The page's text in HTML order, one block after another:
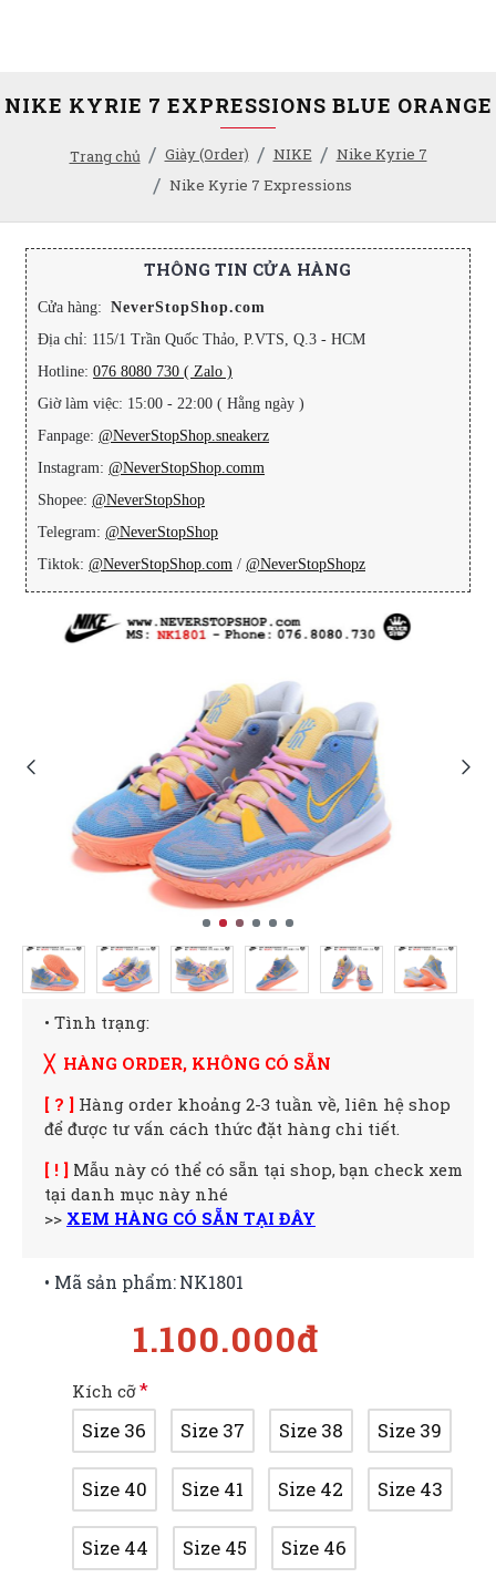
Trang chủ Giày (Order) NIKE
Nike Kyrie 7
Nike Kyrie 7 Expressions
NIKE KYRIE 7 EXPRESSIONS BLUE ORANGE
THÔNG TIN CỬA HÀNG
Cửa hàng: NeverStopShop.com
Địa chỉ: 115/1 Trần Quốc Thảo, P.VTS, Q.3 - HCM
Hotline: 076 8080 730 ( Zalo )
Giờ làm việc: 15:00 - 22:00 ( Hằng ngày )
Fanpage: @NeverStopShop.sneakerz
Instagram: @NeverStopShop.comm
Shopee: @NeverStopShop
Telegram: @NeverStopShop
Tiktok: @NeverStopShop.com / @NeverStopShopz
• Tình trạng:
╳ HÀNG ORDER, KHÔNG CÓ SẴN
[ ? ] Hàng order khoảng 2-3 tuần về, liên hệ shop
để được tư vấn cách thức đặt hàng chi tiết.
[ ! ] Mẫu này có thể có sẵn tại shop, bạn check xem
tại danh mục này nhé
>> XEM HÀNG CÓ SẴN TẠI ĐÂY
1.100.000đ
• Mã sản phẩm:NK1801
Kích cỡ
Size 36 Size 37 Size 38 Size 39
Size 40 Size 41 Size 42 Size 43
Size 44 Size 45 Size 46